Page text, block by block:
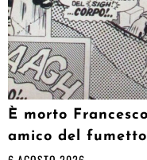
È morto
amico del fumetto